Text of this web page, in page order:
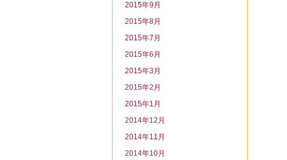
2015年9月
2015年8月
2015年7月
2015年6月
2015年3月
2015年2月
2015年1月
2014年12月
2014年11月
2014年10月